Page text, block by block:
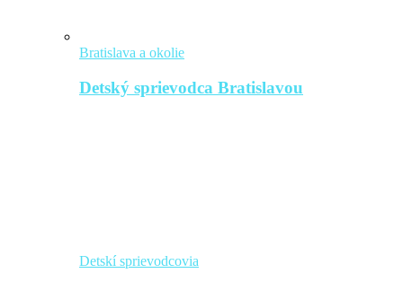
Bratislava a okolie
Detský sprievodca Bratislavou
Detskí sprievodcovia